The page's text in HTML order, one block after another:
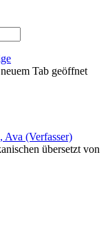
Tab geöffnet
Ava (Verfasser)
übersetzt von